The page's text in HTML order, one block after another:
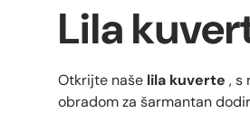
Lila
Otkrijte naše lila kuverte , s
obradom za šarmantan